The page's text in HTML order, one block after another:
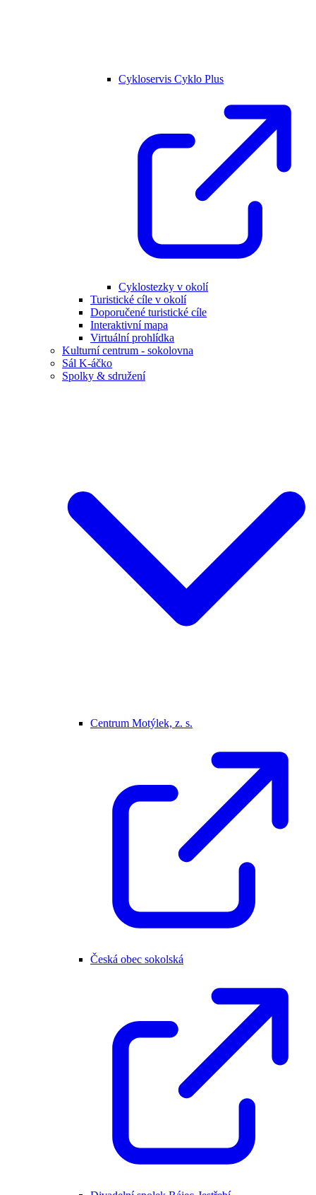
Cykloservis Cyklo Plus
Cyklostezky v okolí
Turistické cíle v okolí
Doporučené turistické cíle
Interaktivní mapa
Virtuální prohlídka
Kulturní centrum - sokolovna
Sál K-áčko
Spolky & sdružení
Centrum Motýlek, z. s.
Česká obec sokolská